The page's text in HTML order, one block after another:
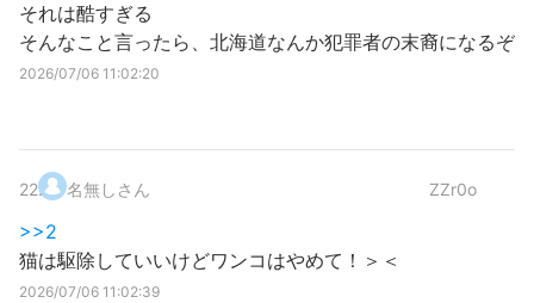
それは酷すぎる
そんなこと言ったら、北海道なんか犯罪者の末裔になるぞ
2026/07/06 11:02:20
22. 名無しさん ZZr0o
>>2
猫は駆除していいけどワンコはやめて！＞＜
2026/07/06 11:02:39